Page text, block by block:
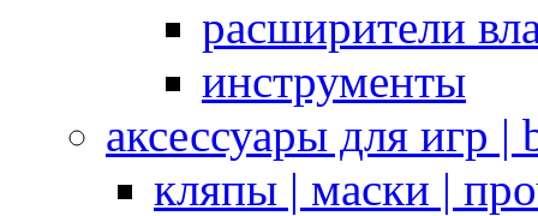
расширители
инструменты
аксессуары для игр |
кляпы | маски |